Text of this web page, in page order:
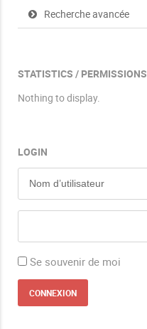
Recherche avancée
STATISTICS / PERMISSIONS
Nothing to display.
LOGIN
Se souvenir de moi